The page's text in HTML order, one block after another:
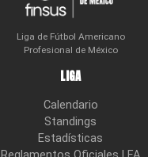
Liga de Fútbol Americano
Profesional de México
LIGA
Calendario
Standings
Estadísticas